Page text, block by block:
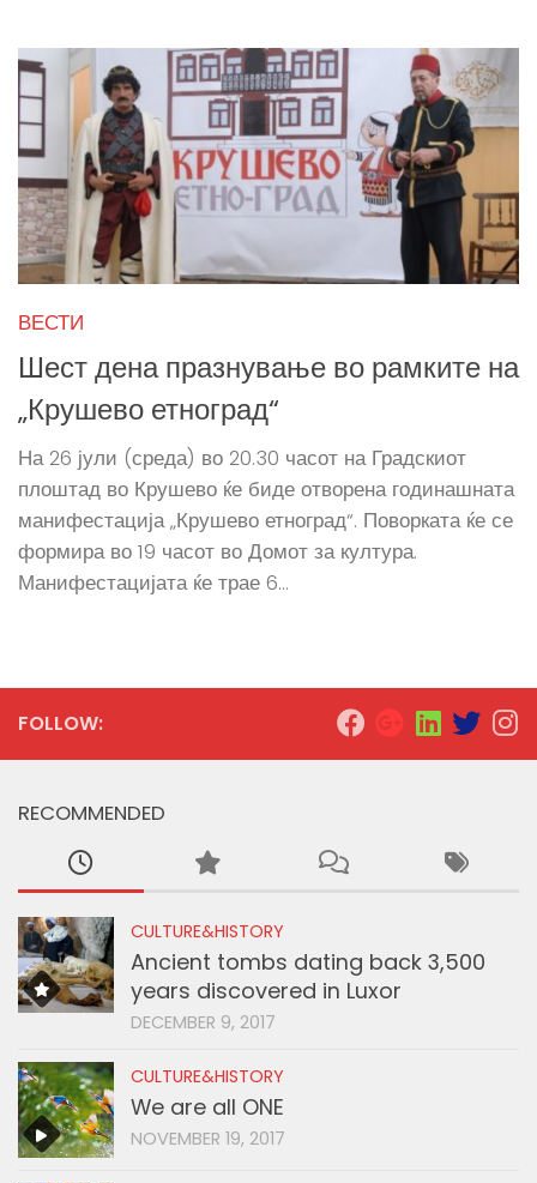
ВЕСТИ
Шест дена празнување во рамките на
„Крушево етноград“
На 26 јули (среда) во 20.30 часот на Градскиот
плоштад во Крушево ќе биде отворена годинашната
манифестација „Крушево етноград“. Поворката ќе се
формира во 19 часот во Домот за култура.
Манифестацијата ќе трае 6...
FOLLOW:
RECOMMENDED
CULTURE&HISTORY
Ancient tombs dating back 3,500
years discovered in Luxor
DECEMBER 9, 2017
CULTURE&HISTORY
We are all ONE
NOVEMBER 19, 2017